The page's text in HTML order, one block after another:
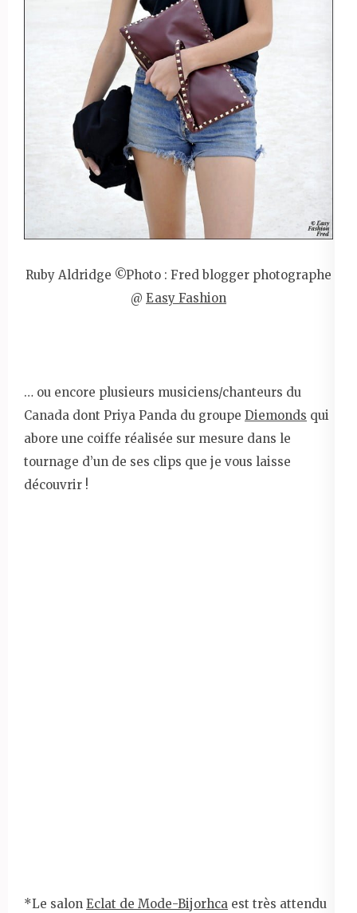
Ruby Aldridge ©Photo : Fred blogger photographe
@ Easy Fashion
… ou encore plusieurs musiciens/chanteurs du
Canada dont Priya Panda du groupe Diemonds qui
abore une coiffe réalisée sur mesure dans le
tournage d’un de ses clips que je vous laisse
découvrir !
*Le salon Eclat de Mode-Bijorhca est très attendu